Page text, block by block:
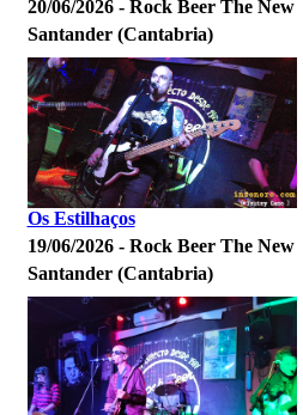
20/06/2026 - Rock Beer The New
Santander (Cantabria)
Os Estilhaços
19/06/2026 - Rock Beer The New
Santander (Cantabria)